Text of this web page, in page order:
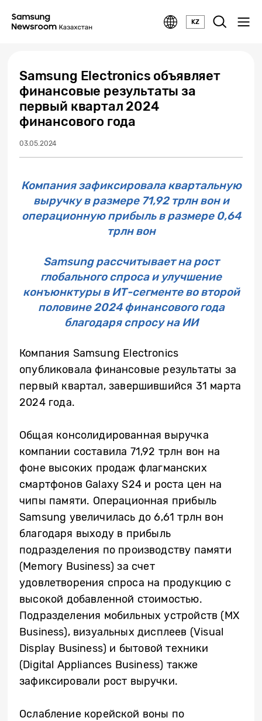
KZ
Samsung Electronics объявляет
финансовые результаты за
первый квартал 2024
финансового года
03.05.2024
Компания зафиксировала квартальную
выручку в размере 71,92 трлн вон и
операционную прибыль в размере 0,64
трлн вон
Samsung рассчитывает на рост
глобального спроса и улучшение
конъюнктуры в ИТ-сегменте во второй
половине 2024 финансового года
благодаря спросу на ИИ
Компания Samsung Electronics
опубликовала финансовые результаты за
первый квартал, завершившийся 31 марта
2024 года.
Общая консолидированная выручка
компании составила 71,92 трлн вон на
фоне высоких продаж флагманских
смартфонов Galaxy S24 и роста цен на
чипы памяти. Операционная прибыль
Samsung увеличилась до 6,61 трлн вон
благодаря выходу в прибыль
подразделения по производству памяти
(Memory Business) за счет
удовлетворения спроса на продукцию с
высокой добавленной стоимостью.
Подразделения мобильных устройств (MX
Business), визуальных дисплеев (Visual
Display Business) и бытовой техники
(Digital Appliances Business) также
зафиксировали рост выручки.
Ослабление корейской воны по